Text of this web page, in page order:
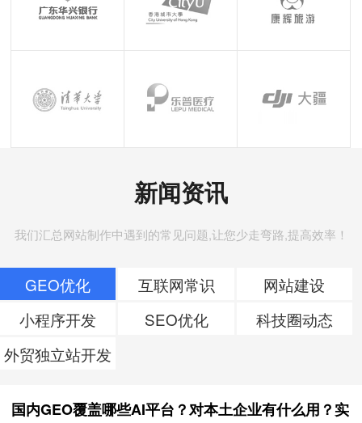
新闻资讯
我们汇总网站制作中遇到的常见问题,让您少走弯路,提高效率！
GEO优化 互联网常识
网站建设
小程序开发
SEO优化
科技圈动态
外贸独立站开发
国内GEO覆盖哪些AI平台？对本土企业有什么用？实